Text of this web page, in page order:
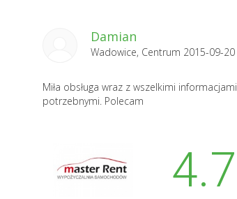
Damian
Wadowice, Centrum 2015-09-20
Miła obsługa wraz z wszelkimi informacjami
potrzebnymi. Polecam
4.7